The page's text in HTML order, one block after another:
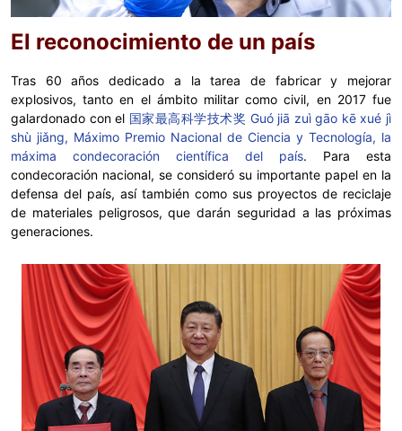
El reconocimiento de un país
Tras 60 años dedicado a la tarea de fabricar y mejorar
explosivos, tanto en el ámbito militar como civil, en 2017 fue
galardonado con el 国家最高科学技术奖 Guó jiā zuì gāo kē xué jì
shù jiǎng, Máximo Premio Nacional de Ciencia y Tecnología, la
máxima condecoración científica del país. Para esta
condecoración nacional, se consideró su importante papel en la
defensa del país, así también como sus proyectos de reciclaje
de materiales peligrosos, que darán seguridad a las próximas
generaciones.